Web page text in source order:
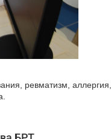
ревматизм, аллергия,